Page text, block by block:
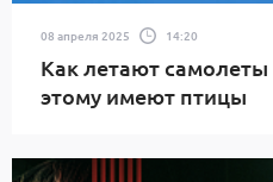
08 апреля 2025 14:20
Как летают
этому имеют птицы